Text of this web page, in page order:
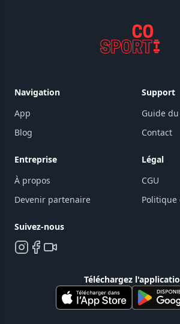
Navigation
App
Blog
Support
Guide
Contact
Entreprise
À propos
Devenir partenaire
Légal
CGU
Suivez-nous
Téléchargez